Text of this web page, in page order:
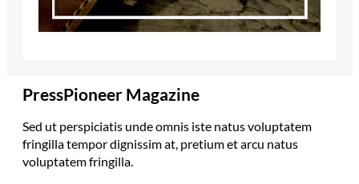
PressPioneer Magazine
Sed ut perspiciatis unde omnis iste natus voluptatem
fringilla tempor dignissim at, pretium et arcu natus
voluptatem fringilla.